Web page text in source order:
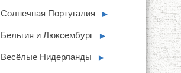
Солнечная Португалия ►
Бельгия и Люксембург ►
Весёлые Нидерланды ►